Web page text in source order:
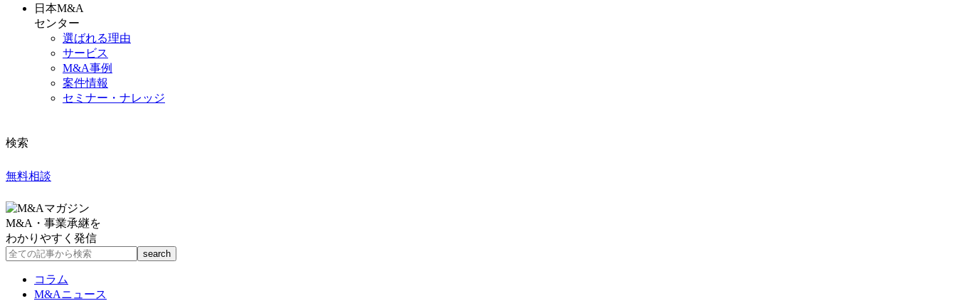
日本M&A
センター
選ばれる理由
サービス
M&A事例
案件情報
セミナー・ナレッジ
検索
無料相談
M&A・事業承継を
わかりやすく発信
コラム
M&Aニュース